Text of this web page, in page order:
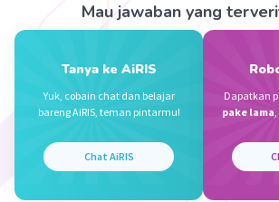
07 Januari 2023 15:54
Bilangan nol adalah bilangan kosong
Beri Rating·2.0(1 Balas
Mau jawaban yang
Tanya ke AiRIS
Yuk, cobain chat dan belajar
bareng AiRIS, teman pintarmu!
Chat AiRIS
Dapatkan
pake lama